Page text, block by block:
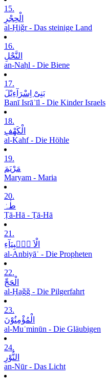
15.
الْحِجْرِ
al-Ḥiǧr - Das steinige Land
16.
النَّحْلِ
an-Naḥl - Die Biene
17.
بَنِیْٓ اِسْرَآءِیْلَ
Banī Isrāʾīl - Die Kinder Israels
18.
الْکَھْفِ
al-Kahf - Die Höhle
19.
مَرْیَمَ
Maryam - Maria
20.
طٰہٰ
Ṭā-Hā - Ṭā-Hā
21.
الْاَ نۡۢبِیَآءِ
al-Anbiyāʾ - Die Propheten
22.
الْحَجِّ
al-Ḥaǧǧ - Die Pilgerfahrt
23.
الْمُؤْمِنُوْنَ
al-Muʾminūn - Die Gläubigen
24.
النُّوْرِ
an-Nūr - Das Licht